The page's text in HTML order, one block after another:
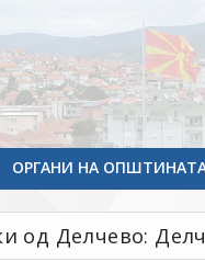
ОРГАНИ НА
од Делчево: